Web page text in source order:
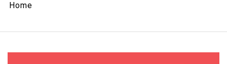
Home